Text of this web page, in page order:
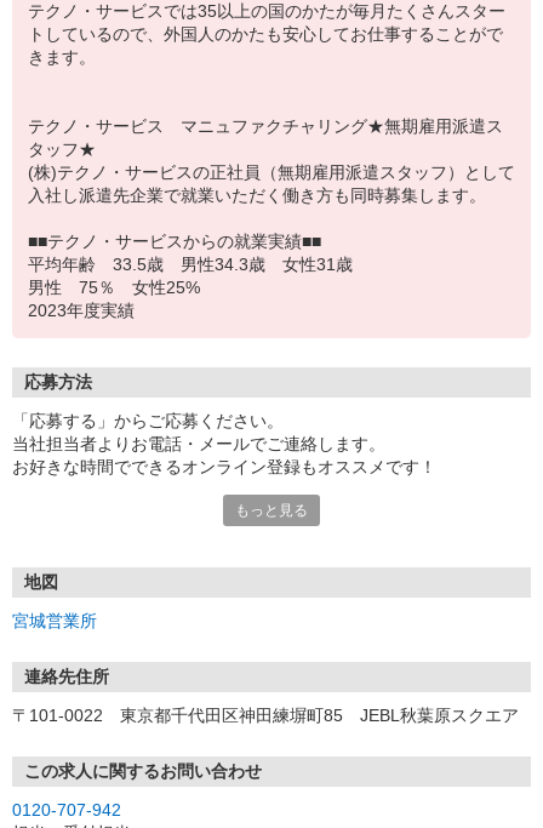
テクノ・サービスでは35以上の国のかたが毎月たくさんスター
トしているので、外国人のかたも安心してお仕事することがで
きます。
テクノ・サービス マニュファクチャリング★無期雇用派遣ス
タッフ★
(株)テクノ・サービスの正社員（無期雇用派遣スタッフ）として
入社し派遣先企業で就業いただく働き方も同時募集します。
■■テクノ・サービスからの就業実績■■
平均年齢 33.5歳 男性34.3歳 女性31歳
男性 75％ 女性25%
2023年度実績
応募方法
「応募する」からご応募ください。
当社担当者よりお電話・メールでご連絡します。
お好きな時間でできるオンライン登録もオススメです！
もっと見る
地図
宮城営業所
連絡先住所
〒101-0022 東京都千代田区神田練塀町85 JEBL秋葉原スクエア
この求人に関するお問い合わせ
0120-707-942